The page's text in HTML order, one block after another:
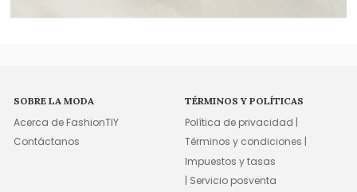
SOBRE LA MODA
Acerca de FashionTIY
Contáctanos
TÉRMINOS Y POLÍTICAS
Política de privacidad |
Términos y condiciones |
Impuestos y tasas
| Servicio posventa